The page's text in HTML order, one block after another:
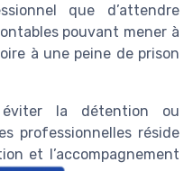
que d’attendre
pouvant mener à
à une peine de prison
la détention ou
professionnelles réside
et l’accompagnement